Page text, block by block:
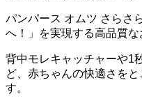
パンパース オムツ さらさ
へ！」を実現する高品質な
背中モレキャッチャーや1
ど、赤ちゃんの快適さを
す。